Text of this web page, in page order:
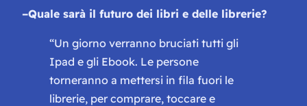
–Quale sarà il futuro dei libri e delle librerie?
“Un giorno verranno bruciati tutti gli
Ipad e gli Ebook. Le persone
torneranno a mettersi in fila fuori le
librerie, per comprare, toccare e